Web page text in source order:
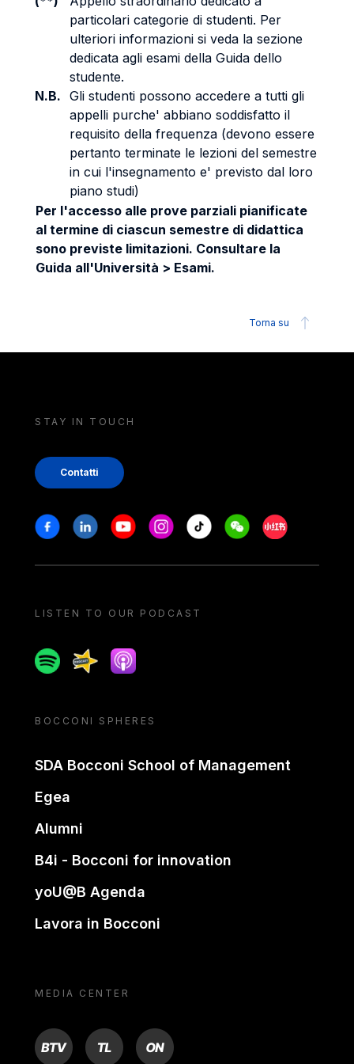
particolari categorie di studenti. Per
ulteriori informazioni si veda la sezione
dedicata agli esami della Guida dello
studente.
N.B. Gli studenti possono accedere a tutti gli
appelli purche' abbiano soddisfatto il
requisito della frequenza (devono essere
pertanto terminate le lezioni del semestre
in cui l'insegnamento e' previsto dal loro
piano studi)
Per l'accesso alle prove parziali pianificate
al termine di ciascun semestre di didattica
sono previste limitazioni. Consultare la
Guida all'Università > Esami.
Torna su
STAY IN TOUCH
Contatti
Stay in touch
FacebookLinkedinYoutubeInstagram
Tiktok WeechatXiaohongshu/
LISTEN TO OUR PODCAST
SpotifySpreakerApple podcast
BOCCONI SPHERES
SDA Bocconi School of Management
Egea
Alumni
B4i - Bocconi for innovation
yoU@B Agenda
Lavora in Bocconi
MEDIA CENTER
BTV TL ON